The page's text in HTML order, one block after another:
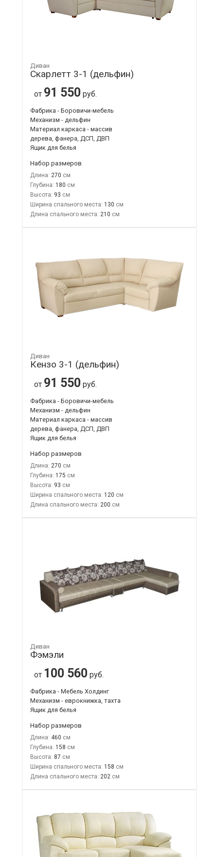
Диван
Скарлетт 3-1 (дельфин)
от 91 550 руб.
Фабрика - Боровичи-мебель
Механизм - дельфин
Материал каркаса - массив
дерева, фанера, ДСП, ДВП
Ящик для белья
Набор размеров
Длина: 270
Глубина: 180
Высота: 93
Ширина спального места: 130
Длина спального места: 210
Диван
Кензо 3-1 (дельфин)
от 91 550 руб.
Фабрика - Боровичи-мебель
Механизм - дельфин
Материал каркаса - массив
дерева, фанера, ДСП, ДВП
Ящик для белья
Набор размеров
Длина: 270
Глубина: 175
Высота: 93
Ширина спального места: 120
Длина спального места: 200
Диван
Фэмэли
от 100 560 руб.
Фабрика - Мебель Холдинг
Механизм - еврокнижка, тахта
Ящик для белья
Набор размеров
Длина: 460
Глубина: 158
Высота: 87
Ширина спального места: 158
Длина спального места: 202